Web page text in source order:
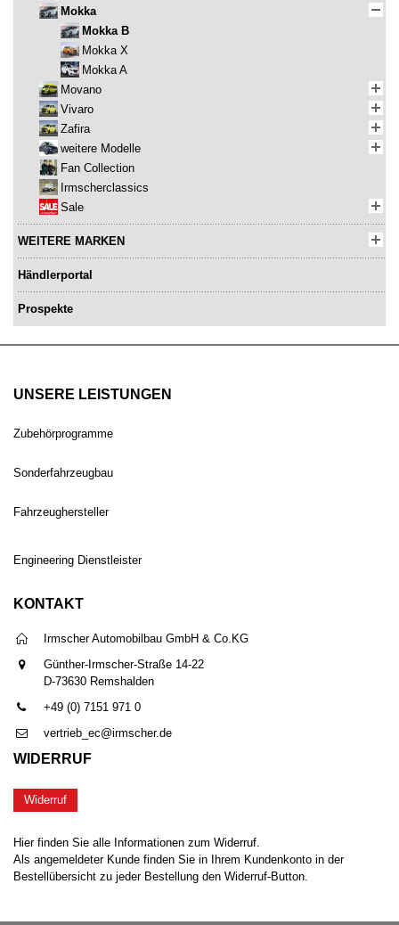
Mokka
Mokka B
Mokka X
Mokka A
Movano
Vivaro
Zafira
weitere Modelle
Fan Collection
Irmscherclassics
Sale
WEITERE MARKEN
Händlerportal
Prospekte
UNSERE LEISTUNGEN
Zubehörprogramme
Sonderfahrzeugbau
Fahrzeughersteller
Engineering Dienstleister
KONTAKT
Irmscher Automobilbau GmbH & Co.KG
Günther-Irmscher-Straße 14-22
D-73630 Remshalden
+49 (0) 7151 971 0
vertrieb_ec@irmscher.de
WIDERRUF
Widerruf
Hier finden Sie alle Informationen zum Widerruf.
Als angemeldeter Kunde finden Sie in Ihrem Kundenkonto in der
Bestellübersicht zu jeder Bestellung den Widerruf-Button.